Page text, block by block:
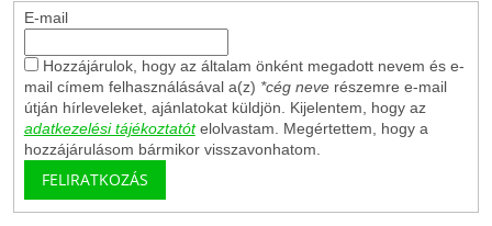
E-mail
Hozzájárulok, hogy az általam önként megadott nevem és e-
mail címem felhasználásával a(z) *cég neverészemre e-mail
útján hírleveleket, ajánlatokat küldjön. Kijelentem, hogy az
adatkezelési tájékoztatót elolvastam. Megértettem, hogy a
hozzájárulásom bármikor visszavonhatom.
FELIRATKOZÁS